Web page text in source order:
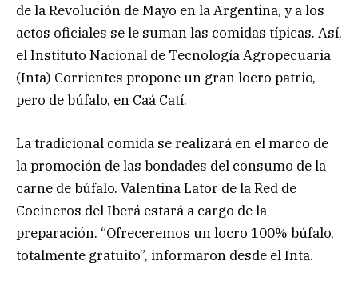
de la Revolución de Mayo en la Argentina, y a los
actos oficiales se le suman las comidas típicas. Así,
el Instituto Nacional de Tecnología Agropecuaria
(Inta) Corrientes propone un gran locro patrio,
pero de búfalo, en Caá Catí.
La tradicional comida se realizará en el marco de
la promoción de las bondades del consumo de la
carne de búfalo. Valentina Lator de la Red de
Cocineros del Iberá estará a cargo de la
preparación. “Ofreceremos un locro 100% búfalo,
totalmente gratuito”, informaron desde el Inta.